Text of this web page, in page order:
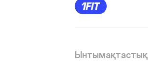
Ынтымақтастық